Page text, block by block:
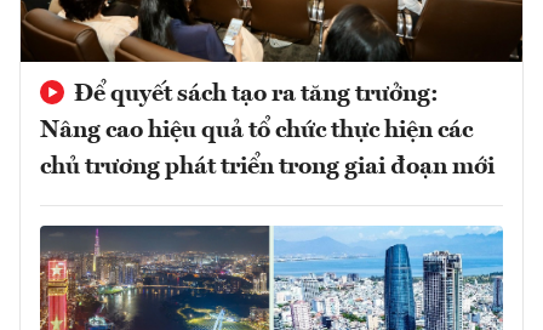
Để quyết sách tạo ra tăng trưởng:
Nâng cao hiệu quả tổ chức thực hiện các
chủ trương phát triển trong giai đoạn mới